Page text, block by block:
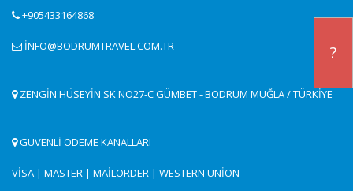
+905433164868
INFO@BODRUMTRAVEL.COM.TR
ZENGIN HÜSEYIN SK NO27-C GÜMBET - BODRUM MUĞLA / TÜRKIYE
GÜVENLİ ÖDEME KANALLARI
VISA | MASTER | MAILORDER | WESTERN UNION
?